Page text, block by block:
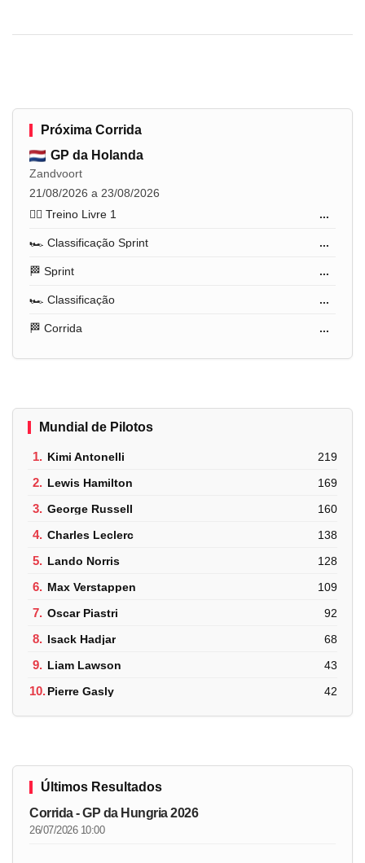
Próxima Corrida
GP da Holanda
Zandvoort
21/08/2026 a 23/08/2026
🏋️‍♂️ Treino Livre 1
...
🏎️ Classificação Sprint ...
🏁 Sprint ...
🏎️ Classificação ...
🏁 Corrida ...
Mundial de Pilotos
1. Kimi Antonelli 219
2. Lewis Hamilton 169
3. George Russell 160
4. Charles Leclerc 138
5. Lando Norris 128
6. Max Verstappen 109
7. Oscar Piastri 92
8. Isack Hadjar 68
9. Liam Lawson 43
10.Pierre Gasly 42
Últimos Resultados
Corrida - GP da Hungria 2026
26/07/2026 10:00